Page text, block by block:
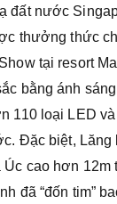
đất nước
thưởng thức
tại resort
bằng ánh
110 loại LED
Đặc biệt, Lăng
Úc cao hơn 12m
đã “đốn tim”